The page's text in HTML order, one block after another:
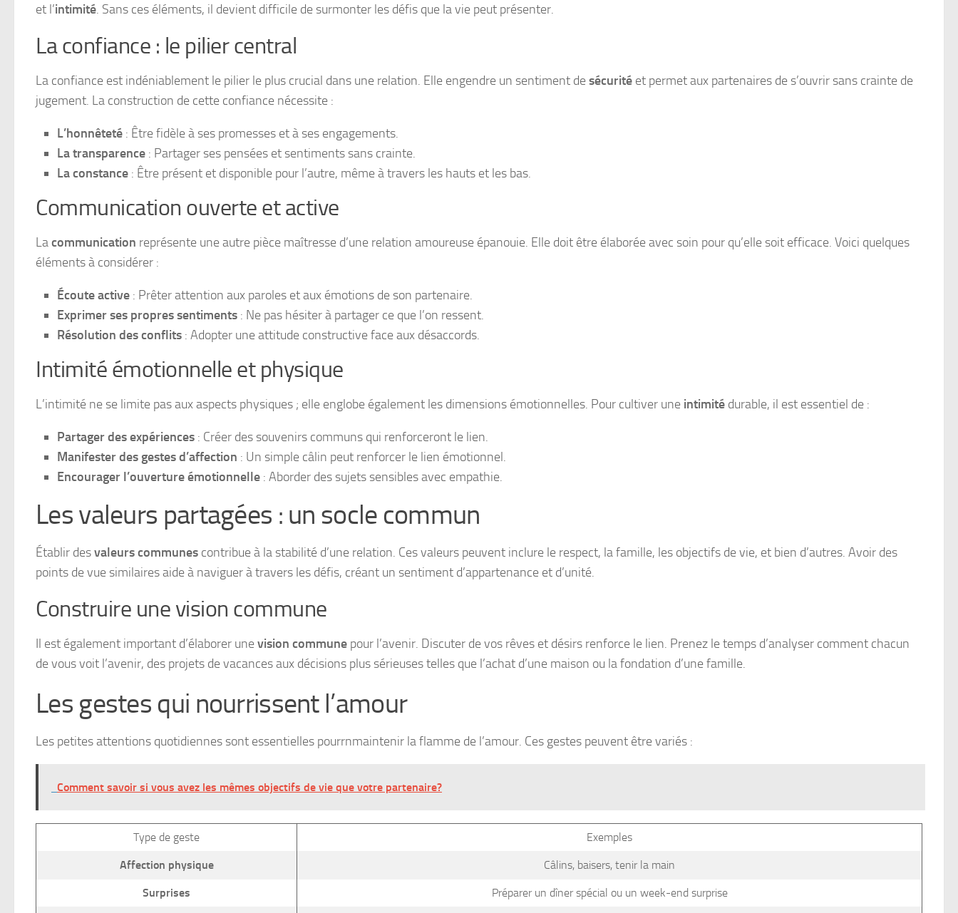
et l’intimité. Sans ces éléments, il devient difficile de surmonter les défis que la vie peut présenter.
La confiance : le pilier central
La confiance est indéniablement le pilier le plus crucial dans une relation. Elle engendre un sentiment desécurité et permet aux partenaires de s’ouvrir sans crainte de
jugement. La construction de cette confiance nécessite :
L’honnêteté : Être fidèle à ses promesses et à ses engagements.
La transparence : Partager ses pensées et sentiments sans crainte.
La constance : Être présent et disponible pour l’autre, même à travers les hauts et les bas.
Communication ouverte et active
Lacommunication représente une autre pièce maîtresse d’une relation amoureuse épanouie. Elle doit être élaborée avec soin pour qu’elle soit efficace. Voici quelques
éléments à considérer :
Écoute active : Prêter attention aux paroles et aux émotions de son partenaire.
Exprimer ses propres sentiments : Ne pas hésiter à partager ce que l’on ressent.
Résolution des conflits : Adopter une attitude constructive face aux désaccords.
Intimité émotionnelle et physique
L’intimité ne se limite pas aux aspects physiques ; elle englobe également les dimensions émotionnelles. Pour cultiver une intimité durable, il est essentiel de :
Partager des expériences : Créer des souvenirs communs qui renforceront le lien.
Manifester des gestes d’affection : Un simple câlin peut renforcer le lien émotionnel.
Encourager l’ouverture émotionnelle : Aborder des sujets sensibles avec empathie.
Les valeurs partagées : un socle commun
Établir desvaleurs communes contribue à la stabilité d’une relation. Ces valeurs peuvent inclure le respect, la famille, les objectifs de vie, et bien d’autres. Avoir des
points de vue similaires aide à naviguer à travers les défis, créant un sentiment d’appartenance et d’unité.
Construire une vision commune
Il est également important d’élaborer unevision commune pour l’avenir. Discuter de vos rêves et désirs renforce le lien. Prenez le temps d’analyser comment chacun
de vous voit l’avenir, des projets de vacances aux décisions plus sérieuses telles que l’achat d’une maison ou la fondation d’une famille.
Les gestes qui nourrissent l’amour
Les petites attentions quotidiennes sont essentielles pourrnmaintenir la flamme de l’amour. Ces gestes peuvent être variés :
Comment savoir si vous avez les mêmes objectifs de vie que votre partenaire?
Type de geste Exemples
Affection physique Câlins, baisers, tenir la main
Surprises Préparer un dîner spécial ou un week-end surprise